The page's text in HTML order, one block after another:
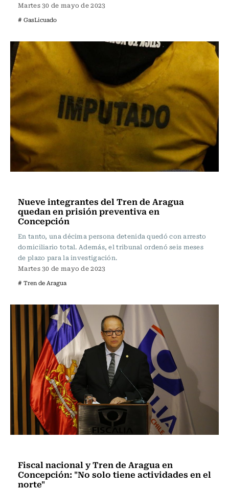
Martes 30 de mayo de 2023
# GasLicuado
Nueve integrantes del Tren de Aragua
quedan en prisión preventiva en
Concepción
En tanto, una décima persona detenida quedó con arresto
domiciliario total. Además, el tribunal ordenó seis meses
de plazo para la investigación.
Martes 30 de mayo de 2023
# Tren de Aragua
Fiscal nacional y Tren de Aragua en
Concepción: "No solo tiene actividades en el
norte"